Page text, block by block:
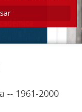
-- 1961-2000